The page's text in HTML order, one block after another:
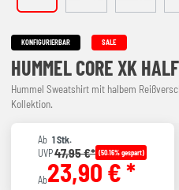
KONFIGURIERBAR SALE
HUMMEL CORE XK
Hummel Sweatshirt mit halbem
Kollektion.
Ab 1 Stk.
UVP47,95 €* (50.16% gespart)
Ab23,90 € *